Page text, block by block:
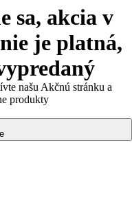
sa, akcia v
je platná,
našu Akčnú stránku a
produkty